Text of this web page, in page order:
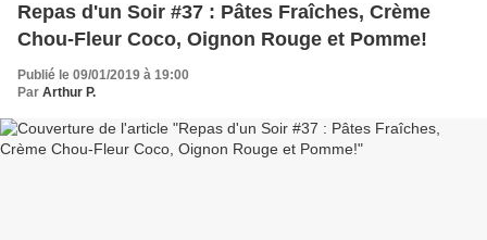
Repas d'un Soir #37 : Pâtes Fraîches, Crème
Chou-Fleur Coco, Oignon Rouge et Pomme!
Publié le 09/01/2019 à 19:00
Par Arthur P.